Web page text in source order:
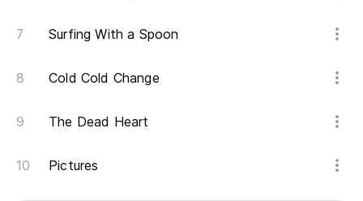
Surfing With a Spoon
Cold Cold Change
The Dead Heart
Pictures